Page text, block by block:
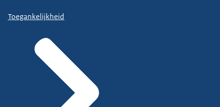
Toegankelijkheid